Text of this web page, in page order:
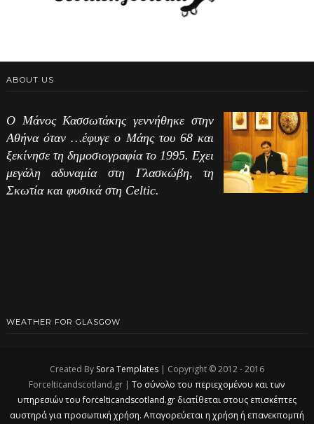
ABOUT US
Ο Μάνος Κασσωτάκης γεννήθηκε στην
Αθήνα όταν …έφυγε ο Μάης του 68 και
ξεκίνησε τη δημοσιογραφία το 1995. Εχει
μεγάλη αδυναμία στη Γλασκώβη, τη
Σκωτία και φυσικά στη Celtic.
WEATHER FOR GLASGOW
Created By Sora Templates| Copyright © 2012 - 2016
Forcelticandscotland.gr |Το σύνολο του περιεχομένου και των
υπηρεσιών του forcelticandscotland.gr διατίθεται στους επισκέπτες
αυστηρά για προσωπική χρήση. Απαγορεύεται η χρήση ή επανεκπομπή